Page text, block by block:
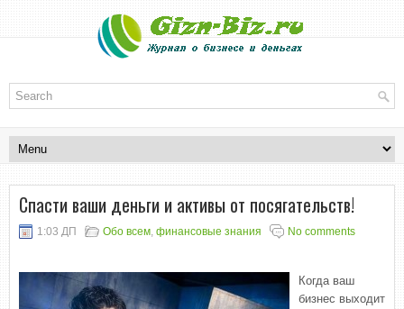
Спасти ваши деньги и активы от посягательств!
1:03 ДП Обо всем, финансовые знания No comments
Когда ваш
бизнес выходит